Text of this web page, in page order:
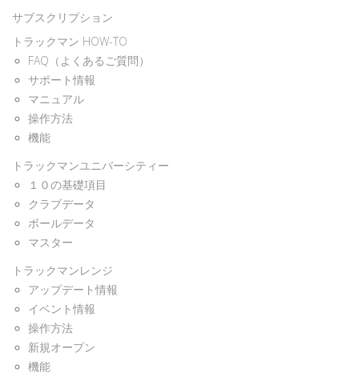
サブスクリプション
トラックマン HOW-TO
FAQ（よくあるご質問）
サポート情報
マニュアル
操作方法
機能
トラックマンユニバーシティー
１０の基礎項目
クラブデータ
ボールデータ
マスター
トラックマンレンジ
アップデート情報
イベント情報
操作方法
新規オープン
機能